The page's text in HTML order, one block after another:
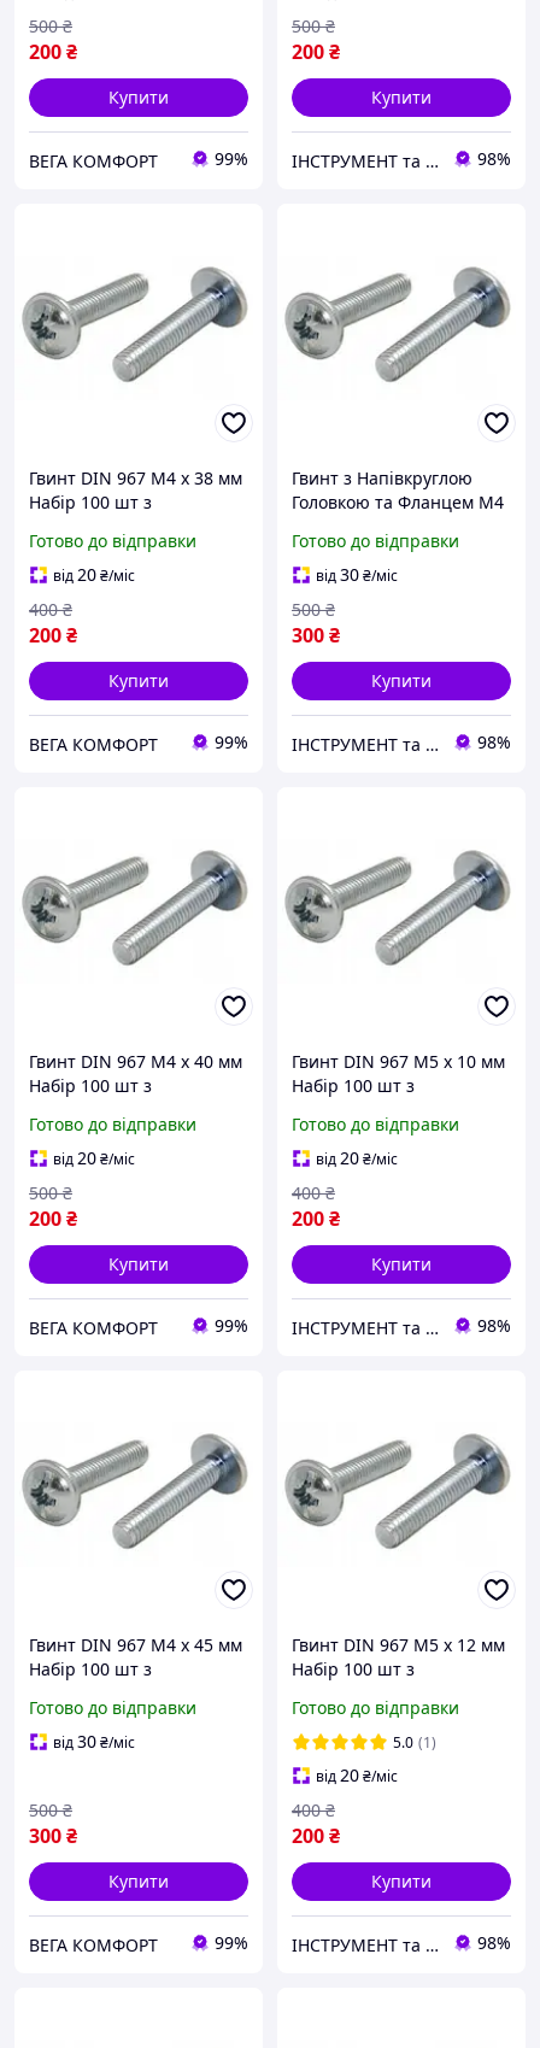
200₴
500 ₴
Купити
ВЕГА КОМФОРТ 99%
200₴
500 ₴
Купити
ІНСТРУМЕНТ та МЕТИЗИ 98%
Гвинт DIN 967 М4 х 38 мм
Набір 100 шт з
та Фланцем ЦБ PZ+PL
Spec
Готово до відправки
від20₴/міс
200₴
400 ₴
Купити
ВЕГА КОМФОРТ 99%
Гвинт з Напівкруглою
Головкою та Фланцем М4
PZ+PL DIN 967 Spec
Готово до відправки
від30₴/міс
300₴
500 ₴
Купити
ІНСТРУМЕНТ та МЕТИЗИ 98%
Гвинт DIN 967 М4 х 40 мм
Набір 100 шт з
та Фланцем ЦБ PZ+PL
Spec
Готово до відправки
від20₴/міс
200₴
500 ₴
Купити
ВЕГА КОМФОРТ 99%
Гвинт DIN 967 М5 х 10 мм
Набір 100 шт з
та Фланцем ЦБ PZ+PL
Готово до відправки
від20₴/міс
200₴
400 ₴
Купити
ІНСТРУМЕНТ та МЕТИЗИ 98%
Гвинт DIN 967 М4 х 45 мм
Набір 100 шт з
та Фланцем ЦБ PZ+PL
Spec
Готово до відправки
від30₴/міс
300₴
500 ₴
Купити
ВЕГА КОМФОРТ 99%
Гвинт DIN 967 М5 х 12 мм
Набір 100 шт з
та Фланцем ЦБ PZ+PL
Готово до відправки
5.0 (1)
від20₴/міс
200₴
400 ₴
Купити
ІНСТРУМЕНТ та МЕТИЗИ 98%